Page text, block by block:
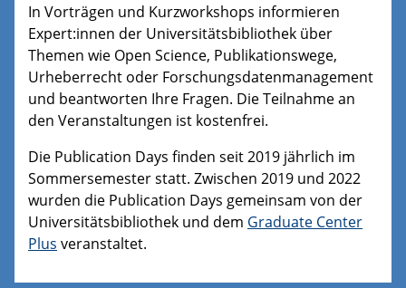
In Vorträgen und Kurzworkshops informieren
Expert:innen der Universitätsbibliothek über
Themen wie Open Science, Publikationswege,
Urheberrecht oder Forschungsdatenmanagement
und beantworten Ihre Fragen. Die Teilnahme an
den Veranstaltungen ist kostenfrei.
Die Publication Days finden seit 2019 jährlich im
Sommersemester statt. Zwischen 2019 und 2022
wurden die Publication Days gemeinsam von der
Universitätsbibliothek und dem Graduate Center
Plus veranstaltet.